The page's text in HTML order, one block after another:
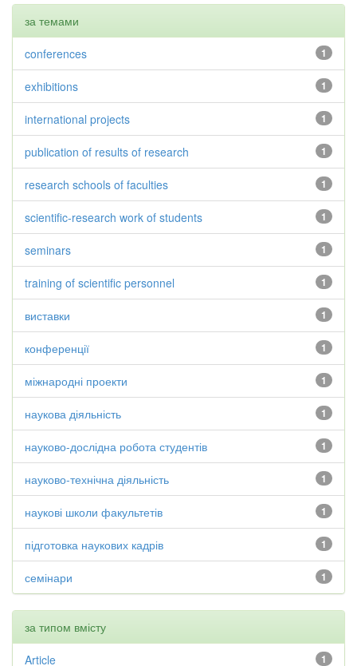
за темами
1
conferences
1
exhibitions
1
international projects
1
publication of results of research
1
research schools of faculties
1
scientific-research work of students
1
seminars
1
training of scientific personnel
1
виставки
1
конференції
1
міжнародні проекти
1
наукова діяльність
1
науково-дослідна робота студентів
1
науково-технічна діяльність
1
наукові школи факультетів
1
підготовка наукових кадрів
1
семінари
за типом вмісту
1
Article